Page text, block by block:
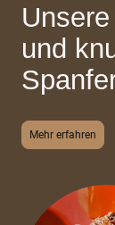
und
Mehr erfahren